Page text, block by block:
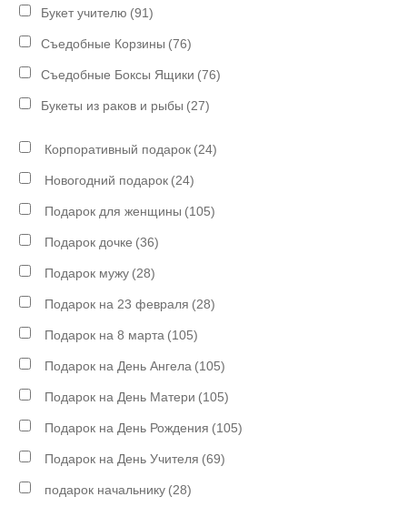
Букет учителю (91)
Съедобные Корзины (76)
Съедобные Боксы Ящики (76)
Букеты из раков и рыбы (27)
Корпоративный подарок (24)
Новогодний подарок (24)
Подарок для женщины (105)
Подарок дочке (36)
Подарок мужу (28)
Подарок на 23 февраля (28)
Подарок на 8 марта (105)
Подарок на День Ангела (105)
Подарок на День Матери (105)
Подарок на День Рождения (105)
Подарок на День Учителя (69)
подарок начальнику (28)